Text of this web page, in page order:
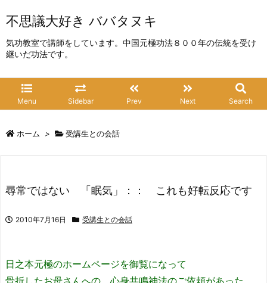
不思議大好き ババタヌキ
気功教室で講師をしています。中国元極功法８００年の伝統を受け
継いだ功法です。
Menu Sidebar Prev Next Search
ホーム > 受講生との会話
尋常ではない 「眠気」：： これも好転反応です
2010年7月16日 受講生との会話
日之本元極のホームページを御覧になって
骨折したお母さんへの 心身共鳴神法のご依頼があった。